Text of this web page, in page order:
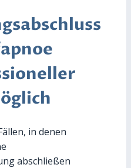
in denen
abschließen